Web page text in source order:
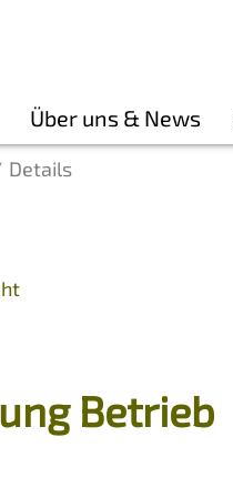
Über uns & News
Details
Betrieb